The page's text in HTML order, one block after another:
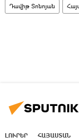
Դավիթ Տոնոյան
ԼՈՒՐԵՐ ՀԱՅԱՍՏԱՆ